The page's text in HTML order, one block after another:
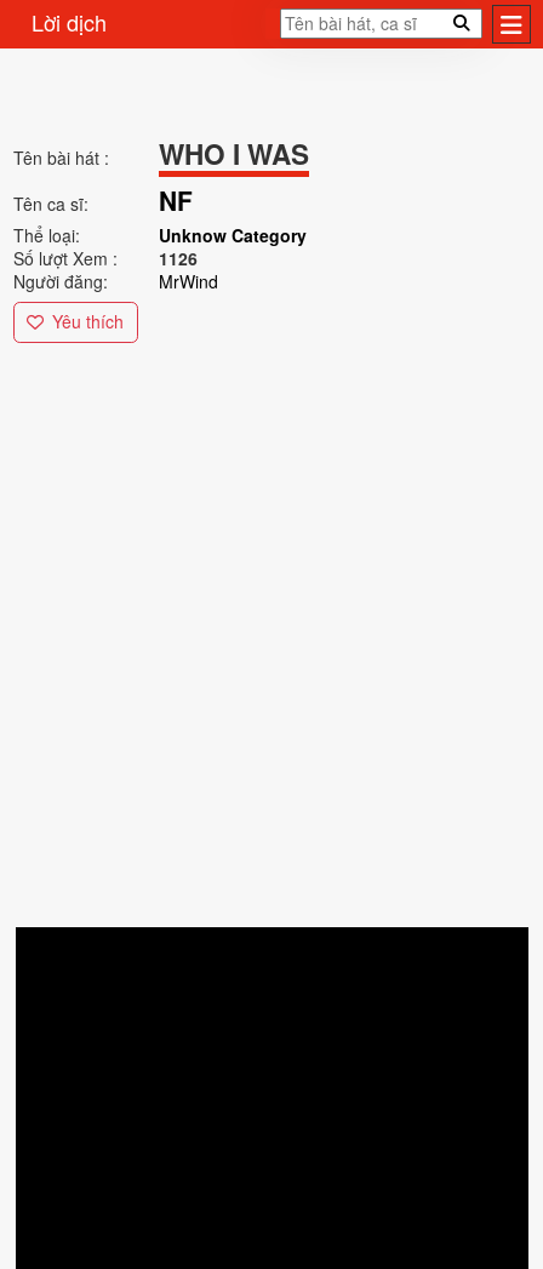
Lời dịch
Tên bài hát : WHO I WAS
Tên ca sĩ: NF
Thể loại:
Unknow Category
Số lượt Xem :
1126
Người đăng:
MrWind
Yêu thích